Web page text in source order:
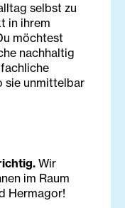
selbst zu
in ihrem
möchtest
nachhaltig
sie unmittelbar
Wir
im Raum
Hermagor!